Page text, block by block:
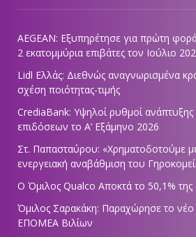
AEGEAN: Εξυπηρέτησε για πρώτη
2 εκατομμύρια επιβάτες τον Ιούλιο
Lidl Ελλάς: Διεθνώς αναγνωρισμένα
σχέση ποιότητας-τιμής
CrediaBank: Υψηλοί ρυθμοί ανάπτυξης
επιδόσεων το Α’ Εξάμηνο 2026
Στ. Παπασταύρου: «Χρηματοδοτούμε
ενεργειακή αναβάθμιση του
Ο Όμιλος Qualco Αποκτά το 50,1%
Όμιλος Σαρακάκη: Παραχώρησε το
ΕΠΟΜΕΑ Βιλίων